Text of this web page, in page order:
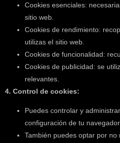
Cookies esenciales:
sitio web.
Cookies de rendimiento:
utilizas el sitio web.
Cookies de funcionalidad:
Cookies de publicidad: se
relevantes.
4. Control de cookies:
Puedes controlar y
configuración de tu navegador.
También puedes optar por